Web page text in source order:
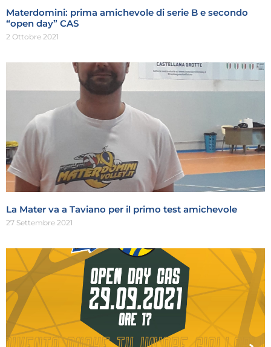
Materdomini: prima amichevole di serie B e secondo
“open day” CAS
2 Ottobre 2021
La Mater va a Taviano per il primo test amichevole
27 Settembre 2021